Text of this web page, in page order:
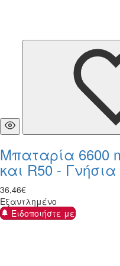
Μπαταρία 6600
και R50 -
36,46€
Εξαντλημένο
Ειδοποιήστε με